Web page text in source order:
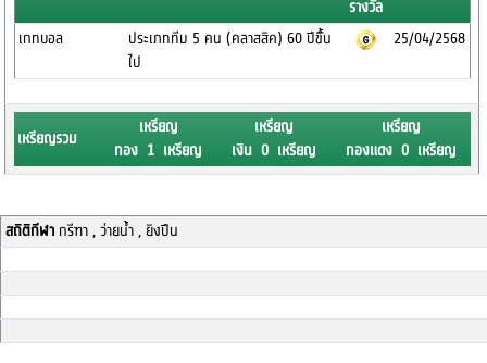
รางวัล
เกทบอล
ประเภททีม 5 คน (คลาสสิค) 60 ปีขึั้น
ไป
25/04/2568
เหรียญรวม
เหรียญ
ทอง 1 เหรียญ
เหรียญ
เงิน 0 เหรียญ
เหรียญ
ทองแดง 0 เหรียญ
สถิติกีฬากรีฑา , ว่ายน้ำ , ยิงปืน